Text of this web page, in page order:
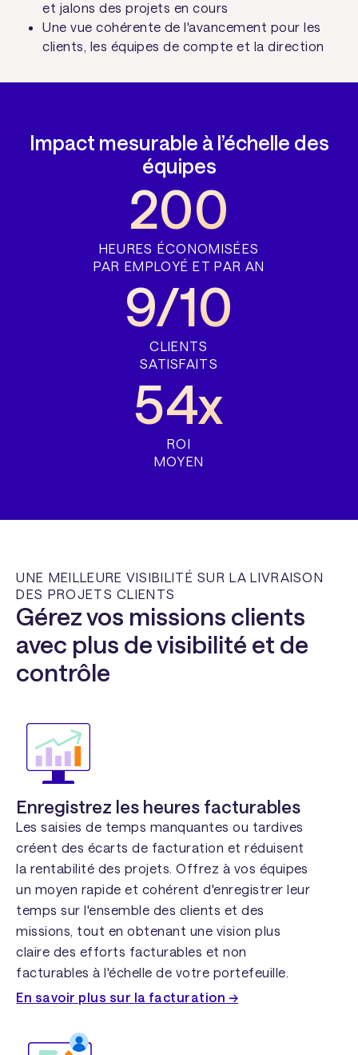
et jalons des projets en cours
Une vue cohérente de l'avancement pour les
clients, les équipes de compte et la direction
Impact mesurable à l’échelle des
équipes
200
HEURES ÉCONOMISÉES
PAR EMPLOYÉ ET PAR AN
9/10
CLIENTS
SATISFAITS
54x
ROI
MOYEN
UNE MEILLEURE VISIBILITÉ SUR LA LIVRAISON
DES PROJETS CLIENTS
Gérez vos missions clients
avec plus de visibilité et de
contrôle
Enregistrez les heures facturables
Les saisies de temps manquantes ou tardives
créent des écarts de facturation et réduisent
la rentabilité des projets. Offrez à vos équipes
un moyen rapide et cohérent d'enregistrer leur
temps sur l'ensemble des clients et des
missions, tout en obtenant une vision plus
claire des efforts facturables et non
facturables à l'échelle de votre portefeuille.
En savoir plus sur la facturation →